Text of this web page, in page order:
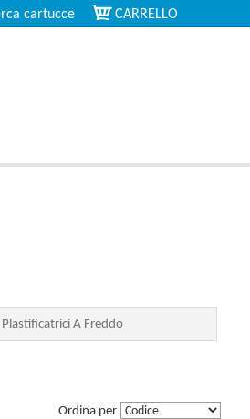
CARRELLO
cartucce
Plastificatrici A Freddo
Ordina per